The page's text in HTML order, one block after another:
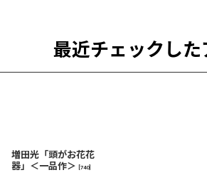
最近チェックした
増田光「頭がお花花
器」＜一品作＞
740]